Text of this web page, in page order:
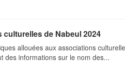
de Nabeul 2024
allouées aux associations
des informations sur le nom des...